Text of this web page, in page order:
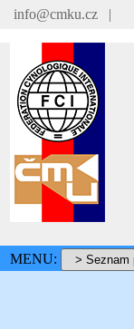
info@cmku.cz |
MENU: